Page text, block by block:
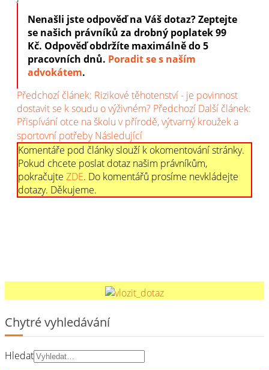
Nenašli jste odpověď na Váš dotaz? Zeptejte
se našich právníků za drobný poplatek 99
Kč. Odpověď obdržíte maximálně do 5
pracovních dnů. Poradit se s naším
advokátem.
Předchozí článek: Rizikové těhotenství - je povinnost
dostavit se k soudu o výživném? Předchozí Další článek:
Přispívání otce na školu v přírodě, výtvarný kroužek a
sportovní potřebyNásledující
Komentáře pod články slouží k okomentování stránky.
Pokud chcete poslat dotaz našim právníkům,
pokračujte ZDE. Do komentářů prosíme nevkládejte
dotazy. Děkujeme.
Chytré vyhledávání
Hledat